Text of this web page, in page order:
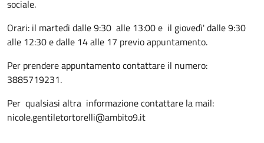
sociale.
Orari: il martedì dalle 9:30 alle 13:00 e il giovedì' dalle 9:30
alle 12:30 e dalle 14 alle 17 previo appuntamento.
Per prendere appuntamento contattare il numero:
3885719231.
Per qualsiasi altra informazione contattare la mail:
nicole.gentiletortorelli@ambito9.it